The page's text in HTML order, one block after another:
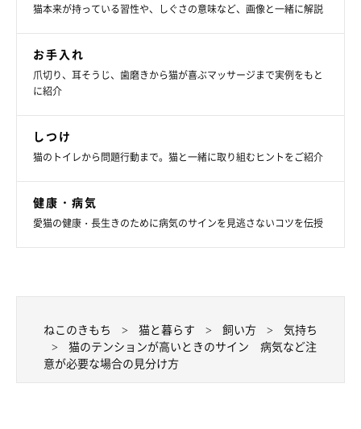
ねこのきもち投稿写真ギャラリー
猫本来が持っている習性や、しぐさの意味など、画像と一緒に解説
お手入れ
爪切り、耳そうじ、歯磨きから猫が喜ぶマッサージまで実例をもと
に紹介
しつけ
猫のトイレから問題行動まで。猫と一緒に取り組むヒントをご紹介
健康・病気
愛猫の健康・長生きのために病気のサインを見逃さないコツを伝授
ねこのきもち 猫と暮らす 飼い方
気持ち
猫のテンションが高いときのサイン 病気など注
意が必要な場合の見分け方